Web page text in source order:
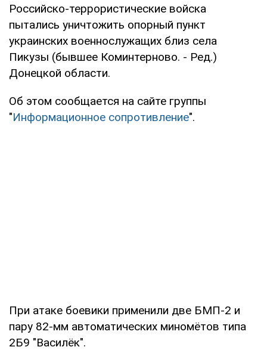
Российско-террористические войска
пытались уничтожить опорный пункт
украинских военнослужащих близ села
Пикузы (бывшее Коминтерново. - Ред.)
Донецкой области.
Об этом сообщается на сайте группы
"Информационное сопротивление".
При атаке боевики применили две БМП-2 и
пару 82-мм автоматических миномётов типа
2Б9 "Василёк".